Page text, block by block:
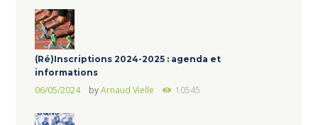
(Ré)Inscriptions 2024-2025 : agenda et
informations
06/05/2024 byArnaud Vielle 10545